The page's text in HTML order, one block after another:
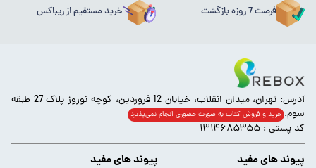
فرصت 7 روزه بازگشت خرید مستقیم از ریباکس
آدرس: تهران، میدان انقلاب، خیابان 12 فروردین، کوچه نوروز پلاک 27 طبقه
سوم. خرید و فروش کتاب به صورت حضوری انجام‌ نمی‌پذیرد
کد پستی : ۱۳۱۴۶۸۵۳۵۵
پیوند های مفید پیوند های مفید